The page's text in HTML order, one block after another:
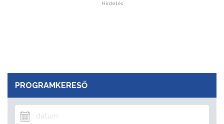
Hirdetés
PROGRAMKERESŐ